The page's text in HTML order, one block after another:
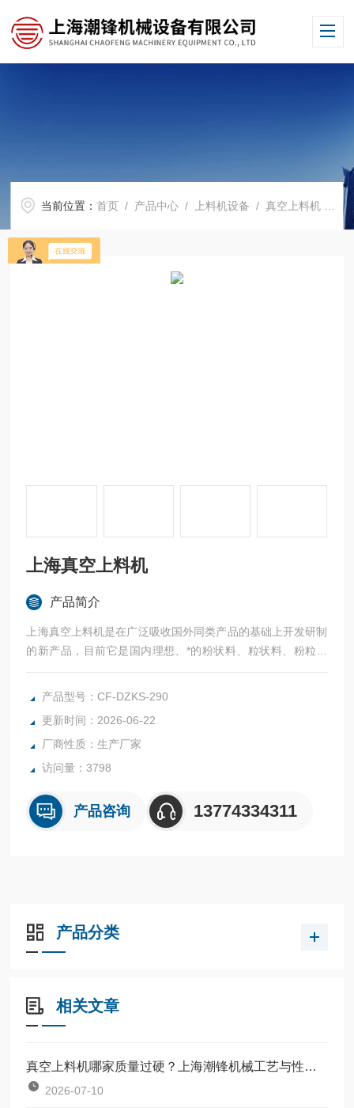
当前位置：首页 / 产品中心 / 上料机设备 /真空上料机
上海真空上料机
产品简介
上海真空上料机是在广泛吸收国外同类产品的基础上开发研制
的新产品，目前它是国内理想、*的粉状料、粒状料、粉粒料
混合料的真空输送设备。
产品型号：CF-DZKS-290
更新时间：2026-06-22
厂商性质：生产厂家
访问量：3798
产品咨询 13774334311
产品分类
相关文章
真空上料机哪家质量过硬？上海潮锋机械工艺与性能深度解析
2026-07-10